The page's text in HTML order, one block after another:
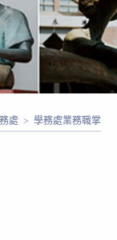
處 > 學務處業務職掌